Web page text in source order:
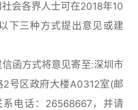
各界人士可在2018年10
下三种方式提出意见或建
方式将意见寄至:深圳市
2号区政府大楼A0312室(邮
系电话：26568667，并请